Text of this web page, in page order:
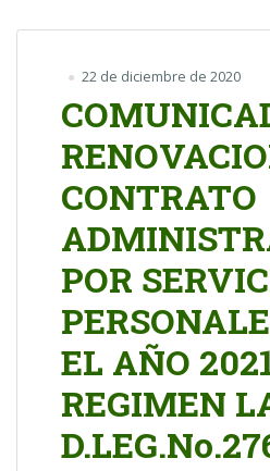
22 de diciembre de 2020
CONTRATO
POR
EL AÑO
REGIMEN